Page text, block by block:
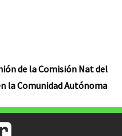
de la Comisión Nat del
la Comunidad Autónoma